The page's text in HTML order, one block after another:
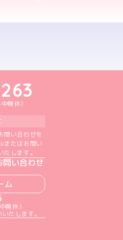
んTikTok公式アカウント
りーみんX公式アカウント
無休）
問い合わせを
またはお問い
します。
問い合わせ
ム
無休）
たします。